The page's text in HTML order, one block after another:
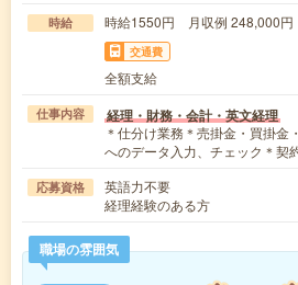
時給 時給1550円 月収例 248,000円
交通費
全額支給
仕事内容 経理・財務・会計・英文経理
＊仕分け業務＊売掛金・買掛金
へのデータ入力、チェック＊契
応募資格
英語力不要
経理経験のある方
職場の雰囲気